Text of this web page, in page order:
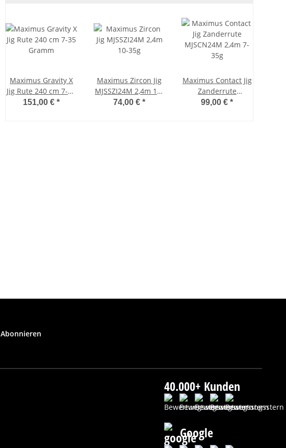
Maximus Gravity X
Jig Rute 240 cm 7-35
Gramm
151,00 €*
Maximus Zircon Jig
MJSSZI24M 2,4m 10-
35g
74,00 €*
Maximus Contact Jig
Zanderrute
MJSCN24M 2,4m 7-
99,00 €*
Abonnieren
40.000+ Kunden
Google